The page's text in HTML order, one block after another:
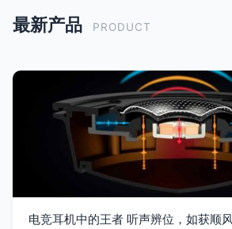
最新产品 PRODUCT
电竞耳机中的王者 听声辨位，如获